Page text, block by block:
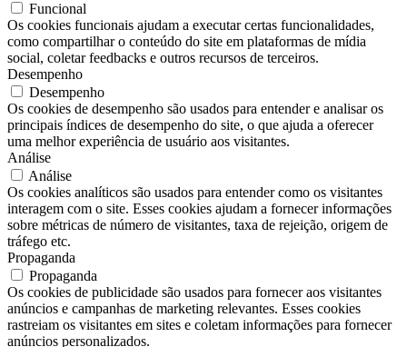
Funcional
Os cookies funcionais ajudam a executar certas funcionalidades,
como compartilhar o conteúdo do site em plataformas de mídia
social, coletar feedbacks e outros recursos de terceiros.
Desempenho
Desempenho
Os cookies de desempenho são usados ​​para entender e analisar os
principais índices de desempenho do site, o que ajuda a oferecer
uma melhor experiência de usuário aos visitantes.
Análise
Análise
Os cookies analíticos são usados ​​para entender como os visitantes
interagem com o site. Esses cookies ajudam a fornecer informações
sobre métricas de número de visitantes, taxa de rejeição, origem de
tráfego etc.
Propaganda
Propaganda
Os cookies de publicidade são usados ​​para fornecer aos visitantes
anúncios e campanhas de marketing relevantes. Esses cookies
rastreiam os visitantes em sites e coletam informações para fornecer
anúncios personalizados.